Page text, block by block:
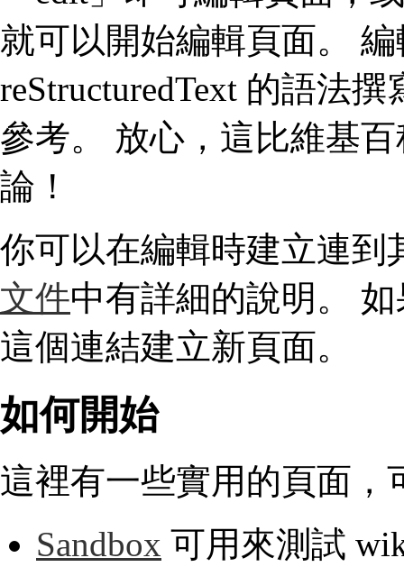
就可以開始編輯頁面。
reStructuredText 的語法
參考。 放心，這比維基
論！
你可以在編輯時建立連
文件中有詳細的說明。
這個連結建立新頁面。
如何開始
這裡有一些實用的頁面，
Sandbox 可用來測試